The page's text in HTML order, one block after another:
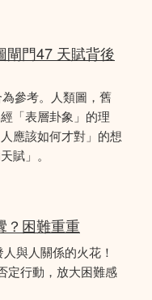
閘門47 天賦背後
參考。人類圖，舊
「表層卦象」的理
應該如何才對」的想
賦」。
？困難重重
與人關係的火花！
定行動，放大困難感